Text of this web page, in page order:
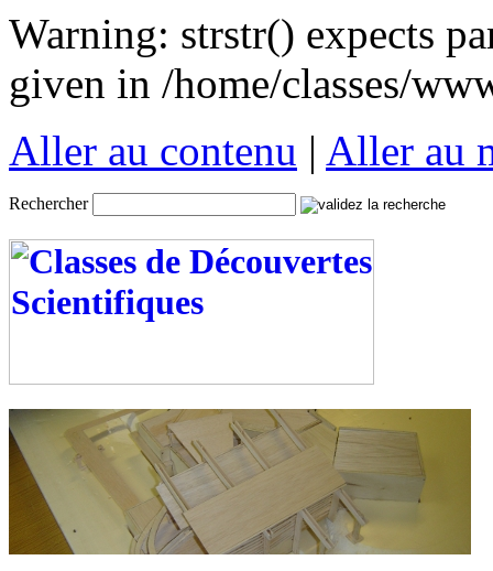
Warning: strstr() expects
given in /home/classes/
Aller au contenu | Aller au
Rechercher